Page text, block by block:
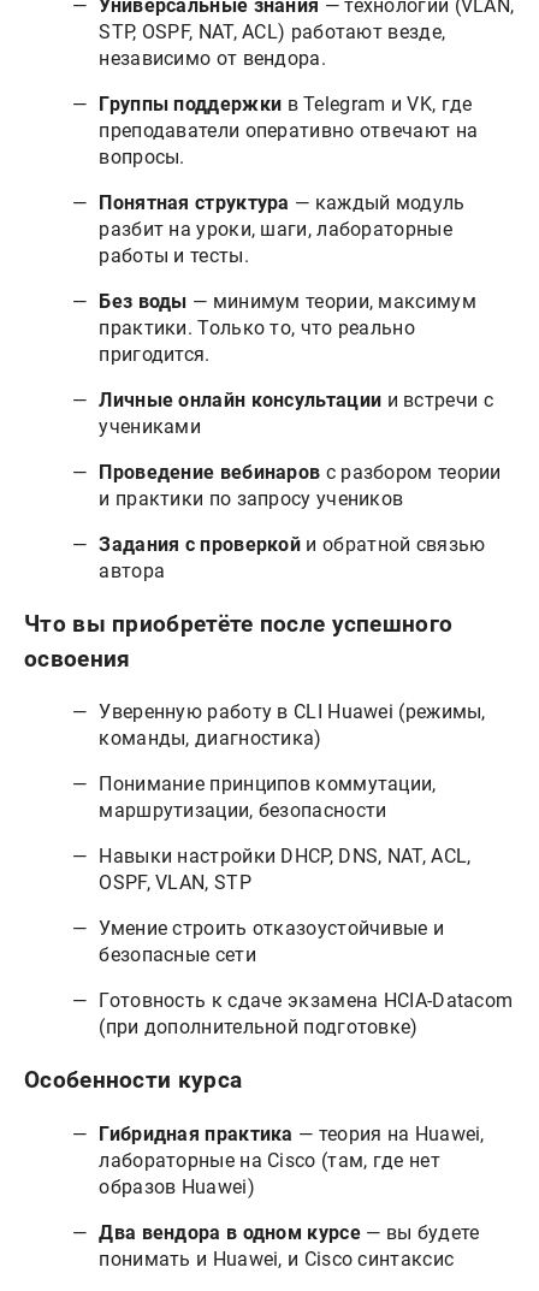
Универсальные знания — технологии (VLAN,
STP, OSPF, NAT, ACL) работают везде,
независимо от вендора.
Группы поддержки в Telegram и VK, где
преподаватели оперативно отвечают на
вопросы.
Понятная структура — каждый модуль
разбит на уроки, шаги, лабораторные
работы и тесты.
Без воды — минимум теории, максимум
практики. Только то, что реально
пригодится.
Личные онлайн консультации и встречи с
учениками
Проведение вебинаров с разбором теории
и практики по запросу учеников
Задания с проверкой и обратной связью
автора
Что вы приобретёте после успешного
освоения
Уверенную работу в CLI Huawei (режимы,
команды, диагностика)
Понимание принципов коммутации,
маршрутизации, безопасности
Навыки настройки DHCP, DNS, NAT, ACL,
OSPF, VLAN, STP
Умение строить отказоустойчивые и
безопасные сети
Готовность к сдаче экзамена HCIA-Datacom
(при дополнительной подготовке)
Особенности курса
Гибридная практика — теория на Huawei,
лабораторные на Cisco (там, где нет
образов Huawei)
Два вендора в одном курсе— вы будете
понимать и Huawei, и Cisco синтаксис